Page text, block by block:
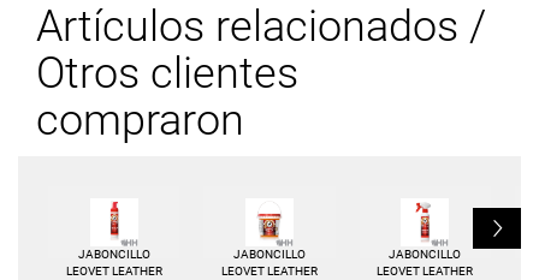
Artículos relacionados /
Otros clientes
compraron
JABONCILLO
LEOVET LEATHER
JABONCILLO
LEOVET LEATHER
JABONCILLO
LEOVET LEATHER
L